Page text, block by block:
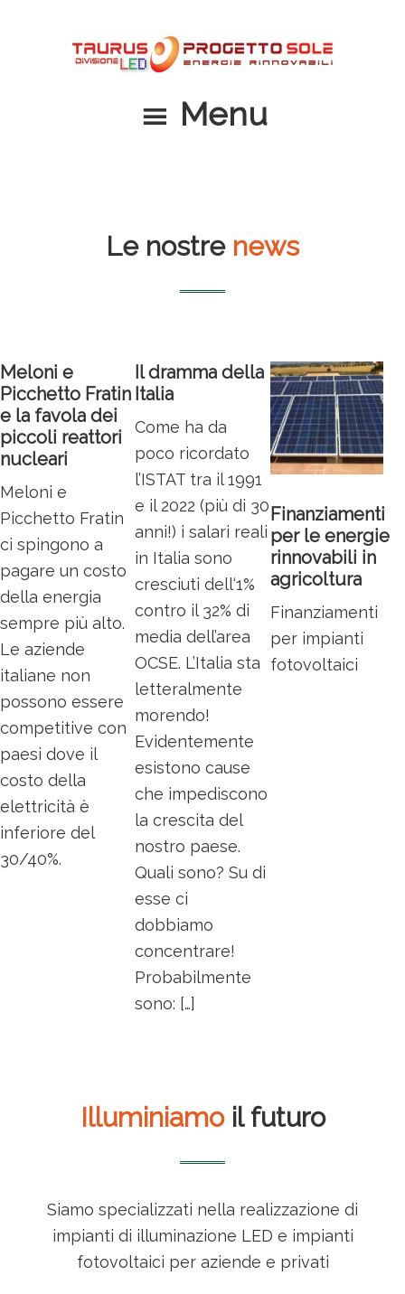
contenuto
Menu
Le nostre news
Meloni e
Picchetto Fratin
e la favola dei
piccoli reattori
nucleari
Meloni e
Picchetto Fratin
ci spingono a
pagare un costo
della energia
sempre più alto.
Le aziende
italiane non
possono essere
competitive con
paesi dove il
costo della
elettricità è
inferiore del
30/40%.
Il dramma della
Italia
Come ha da
poco ricordato
l’ISTAT tra il 1991
e il 2022 (più di 30
anni!) i salari reali
in Italia sono
cresciuti dell‘1%
contro il 32% di
media dell’area
OCSE. L’Italia sta
letteralmente
morendo!
Evidentemente
esistono cause
che impediscono
la crescita del
nostro paese.
Quali sono? Su di
esse ci
dobbiamo
concentrare!
Probabilmente
sono: […]
Finanziamenti
per le energie
rinnovabili in
agricoltura
Finanziamenti
per impianti
fotovoltaici
Illuminiamoil futuro
Siamo specializzati nella realizzazione di
impianti di illuminazione LED e impianti
fotovoltaici per aziende e privati